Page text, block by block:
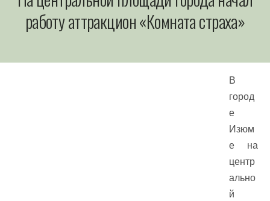
работу аттракцион «Комната страха»
В
город
е
Изюм
е на
центр
ально
й